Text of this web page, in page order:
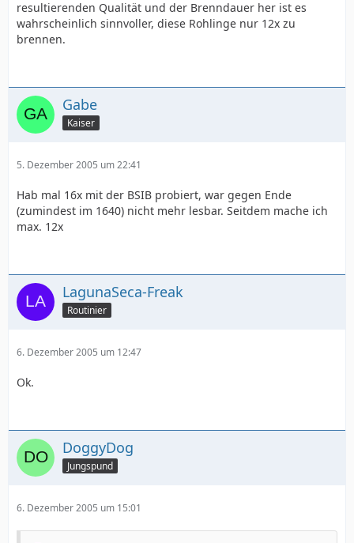
resultierenden Qualität und der Brenndauer her ist es
wahrscheinlich sinnvoller, diese Rohlinge nur 12x zu
brennen.
Gabe
Kaiser
5. Dezember 2005 um 22:41
Hab mal 16x mit der BSIB probiert, war gegen Ende
(zumindest im 1640) nicht mehr lesbar. Seitdem mache ich
max. 12x
LagunaSeca-Freak
Routinier
6. Dezember 2005 um 12:47
Ok.
DoggyDog
Jungspund
6. Dezember 2005 um 15:01